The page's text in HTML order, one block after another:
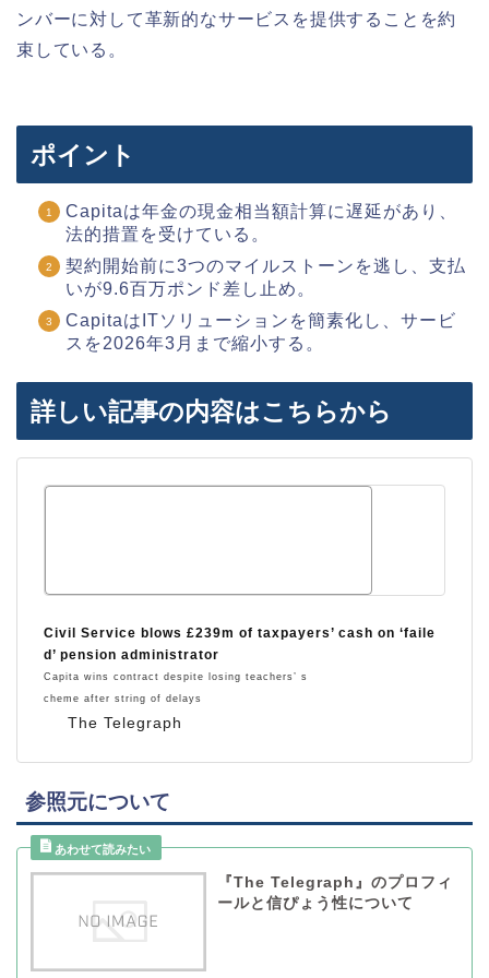
ンバーに対して革新的なサービスを提供することを約
束している。
ポイント
Capitaは年金の現金相当額計算に遅延があり、
法的措置を受けている。
契約開始前に3つのマイルストーンを逃し、支払
いが9.6百万ポンド差し止め。
CapitaはITソリューションを簡素化し、サービ
スを2026年3月まで縮小する。
詳しい記事の内容はこちらから
The Telegraph
Civil Service blows £239m of taxpayers’ cash on ‘faile
d’ pension administrator
Capita wins contract despite losing teachers’ s
cheme after string of delays
参照元について
『The Telegraph』のプロフィ
ールと信ぴょう性について